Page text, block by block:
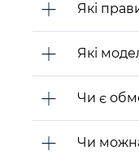
Які
Які
Чи є
Чи